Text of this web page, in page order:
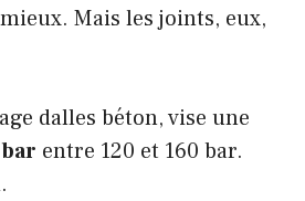
Mais les joints, eux,
dalles béton, vise une
entre 120 et 160 bar.